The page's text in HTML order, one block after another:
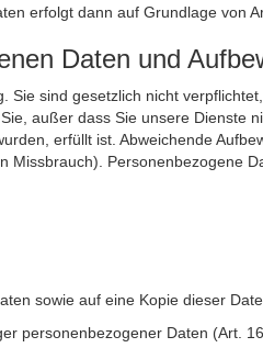
erfolgt dann auf Grundlage von
Daten und
Sie sind gesetzlich nicht
außer dass Sie unsere
erfüllt ist. Abweichende
Personenbezogene
sowie auf eine Kopie dieser
personenbezogener Daten (Art. 16